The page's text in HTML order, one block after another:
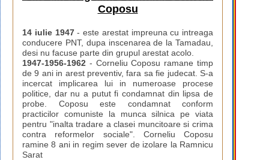
Coposu
14 iulie 1947- este arestat impreuna cu intreaga
conducere PNT, dupa inscenarea de la Tamadau,
desi nu facuse parte din grupul arestat acolo.
1947-1956-1962 - Corneliu Coposu ramane timp
de 9 ani in arest preventiv, fara sa fie judecat. S-a
incercat implicarea lui in numeroase procese
politice, dar nu a putut fi condamnat din lipsa de
probe. Coposu este condamnat conform
practicilor comuniste la munca silnica pe viata
pentru "inalta tradare a clasei muncitoare si crima
contra reformelor sociale". Corneliu Coposu
ramine 8 ani in regim sever de izolare la Ramnicu
Sarat